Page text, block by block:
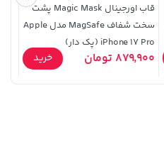
315,900 تومان خرید
قاب اورجینال Magic Mask پشت
سخت شفاف MagSafe مدل Apple
iPhone 17 Pro (پک دار)
879,900 تومان خرید